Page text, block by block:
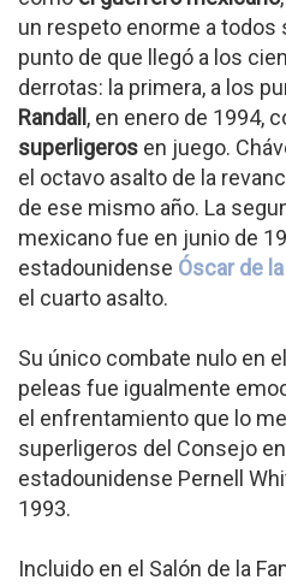
un respeto enorme a todos
punto de que llegó a los
derrotas: la primera, a los
Randall , en enero de 1994,
superligeros en juego.
el octavo asalto de la
de ese mismo año. La
mexicano fue en junio de
estadounidense Óscar de
el cuarto asalto.
Su único combate nulo en
peleas fue igualmente
el enfrentamiento que lo
superligeros del Consejo en
estadounidense Pernell
1993.
Incluido en el Salón de la